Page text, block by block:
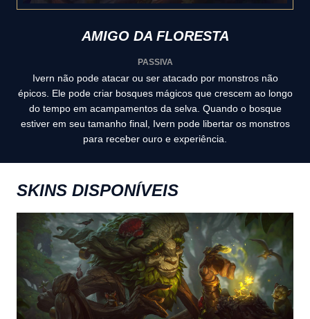
AMIGO DA FLORESTA
PASSIVA
Ivern não pode atacar ou ser atacado por monstros não
épicos. Ele pode criar bosques mágicos que crescem ao longo
do tempo em acampamentos da selva. Quando o bosque
estiver em seu tamanho final, Ivern pode libertar os monstros
para receber ouro e experiência.
SKINS DISPONÍVEIS